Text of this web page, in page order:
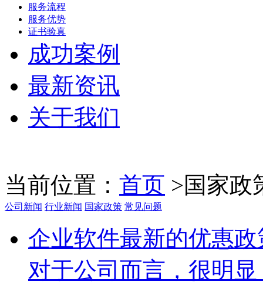
服务流程
服务优势
证书验真
成功案例
最新资讯
关于我们
当前位置： 首页 >国家政
公司新闻 行业新闻 国家政策 常见问题
企业软件最新的优惠
对于公司而言，很明